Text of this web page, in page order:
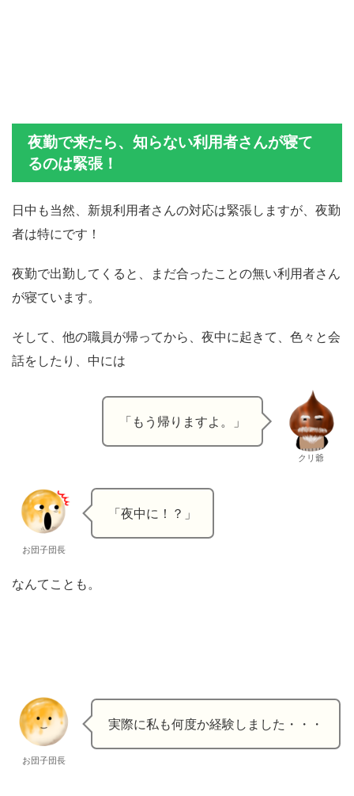
夜勤で来たら、知らない利用者さんが寝て
るのは緊張！
日中も当然、新規利用者さんの対応は緊張しますが、夜勤
者は特にです！
夜勤で出勤してくると、まだ合ったことの無い利用者さん
が寝ています。
そして、他の職員が帰ってから、夜中に起きて、色々と会
話をしたり、中には
「もう帰りますよ。」
クリ爺
お団子団長
「夜中に！？」
なんてことも。
お団子団長
実際に私も何度か経験しました・・・